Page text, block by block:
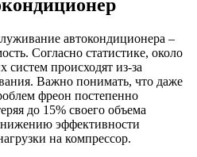
автокондиционера –
Согласно статистике, около
систем происходят из-за
Важно понимать, что даже
фреон постепенно
до 15% своего объема
эффективности
на компрессор.